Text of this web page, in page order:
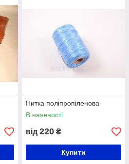
Нитка поліпропіленова
В наявності
від 220 ₴
Купити